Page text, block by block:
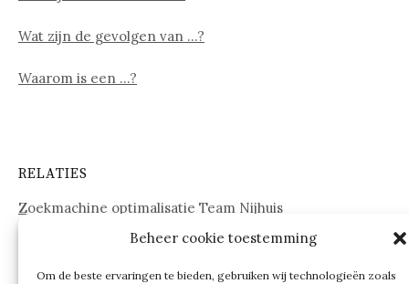
Beheer cookie toestemming
Om de beste ervaringen te bieden, gebruiken wij technologieën zoals
Wat zijn de gevolgen van …?
Waarom is een …?
RELATIES
Zoekmachine optimalisatie Team Nijhuis